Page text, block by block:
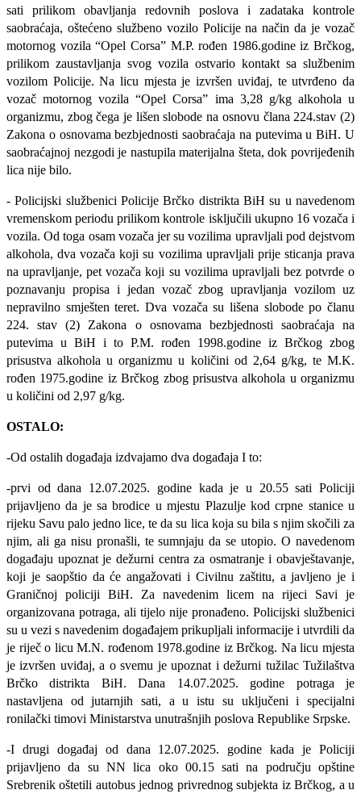
sati prilikom obavljanja redovnih poslova i zadataka kontrole
saobraćaja, oštećeno službeno vozilo Policije na način da je vozač
motornog vozila “Opel Corsa” M.P. rođen 1986.godine iz Brčkog,
prilikom zaustavljanja svog vozila ostvario kontakt sa službenim
vozilom Policije. Na licu mjesta je izvršen uviđaj, te utvrđeno da
vozač motornog vozila “Opel Corsa” ima 3,28 g/kg alkohola u
organizmu, zbog čega je lišen slobode na osnovu člana 224.stav (2)
Zakona o osnovama bezbjednosti saobraćaja na putevima u BiH. U
saobraćajnoj nezgodi je nastupila materijalna šteta, dok povrijeđenih
lica nije bilo.
-Policijski službenici Policije Brčko distrikta BiH su u navedenom
vremenskom periodu prilikom kontrole isključili ukupno 16 vozača i
vozila. Od toga osam vozača jer su vozilima upravljali pod dejstvom
alkohola, dva vozača koji su vozilima upravljali prije sticanja prava
na upravljanje, pet vozača koji su vozilima upravljali bez potvrde o
poznavanju propisa i jedan vozač zbog upravljanja vozilom uz
nepravilno smješten teret. Dva vozača su lišena slobode po članu
224. stav (2) Zakona o osnovama bezbjednosti saobraćaja na
putevima u BiH i to P.M. rođen 1998.godine iz Brčkog zbog
prisustva alkohola u organizmu u količini od 2,64 g/kg, te M.K.
rođen 1975.godine iz Brčkog zbog prisustva alkohola u organizmu
u količini od 2,97 g/kg.
OSTALO:
-Od ostalih događaja izdvajamo dva događaja I to:
-prvi od dana 12.07.2025. godine kada je u 20.55 sati Policiji
prijavljeno da je sa brodice u mjestu Plazulje kod crpne stanice u
rijeku Savu palo jedno lice, te da su lica koja su bila s njim skočili za
njim, ali ga nisu pronašli, te sumnjaju da se utopio. O navedenom
događaju upoznat je dežurni centra za osmatranje i obavještavanje,
koji je saopštio da će angažovati i Civilnu zaštitu, a javljeno je i
Graničnoj policiji BiH. Za navedenim licem na rijeci Savi je
organizovana potraga, ali tijelo nije pronađeno. Policijski službenici
su u vezi s navedenim događajem prikupljali informacije i utvrdili da
je riječ o licu M.N. rođenom 1978.godine iz Brčkog. Na licu mjesta
je izvršen uviđaj, a o svemu je upoznat i dežurni tužilac Tužilaštva
Brčko distrikta BiH. Dana 14.07.2025. godine potraga je
nastavljena od jutarnjih sati, a u istu su uključeni i specijalni
ronilački timovi Ministarstva unutrašnjih poslova Republike Srpske.
-I drugi događaj od dana 12.07.2025. godine kada je Policiji
prijavljeno da su NN lica oko 00.15 sati na području opštine
Srebrenik oštetili autobus jednog privrednog subjekta iz Brčkog, a u